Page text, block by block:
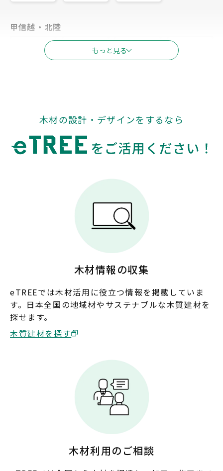
甲信越・北陸
富山 石川
岐阜
静岡 愛知 三重
関西
島根 岡山
四国
佐賀 長崎
宮崎
もっと見る
木材の設計・デザインをするなら
木材情報の収集
eTREEでは木材活用に役立つ情報を掲載していま
す。日本全国の地域材やサステナブルな木質建材を
探せます。
木質建材を探す
木材利用のご相談